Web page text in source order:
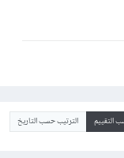
التقييم الترتيب حسب التاريخ